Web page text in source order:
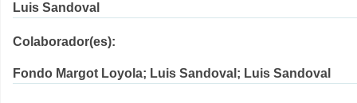
Luis Sandoval
Colaborador(es):
Fondo Margot Loyola; Luis Sandoval; Luis Sandoval